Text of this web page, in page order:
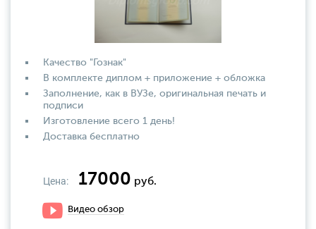
Качество "Гознак"
В комплекте диплом + приложение + обложка
Заполнение, как в ВУЗе, оригинальная печать и
подписи
Изготовление всего 1 день!
Доставка бесплатно
Цена: 17000 руб.
Видео обзор